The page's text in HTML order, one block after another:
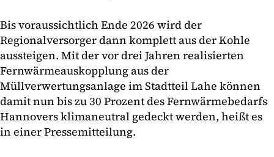
Bis voraussichtlich Ende 2026 wird der
Regionalversorger dann komplett aus der Kohle
aussteigen. Mit der vor drei Jahren realisierten
Fernwärmeauskopplung aus der
Müllverwertungsanlage im Stadtteil Lahe können
damit nun bis zu 30 Prozent des Fernwärmebedarfs
Hannovers klimaneutral gedeckt werden, heißt es
in einer Pressemitteilung.